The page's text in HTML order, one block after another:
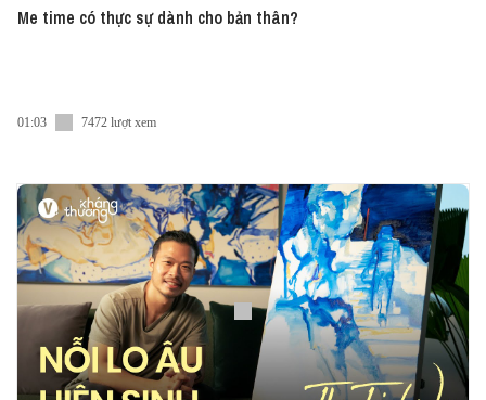
Me time có thực sự dành cho bản thân?
01:03 7472 lượt xem